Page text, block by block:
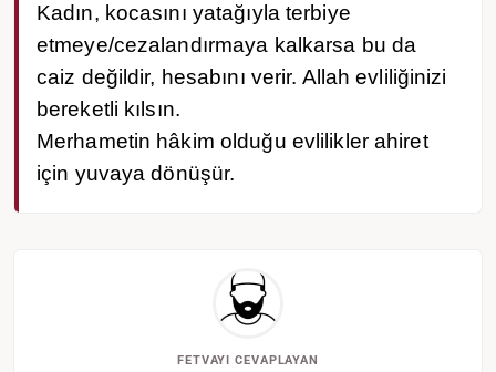
Kadın, kocasını yatağıyla terbiye
etmeye/cezalandırmaya kalkarsa bu da
caiz değildir, hesabını verir. Allah evliliğinizi
bereketli kılsın.
Merhametin hâkim olduğu evlilikler ahiret
için yuvaya dönüşür.
FETVAYI CEVAPLAYAN